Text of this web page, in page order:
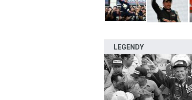
LEGENDY